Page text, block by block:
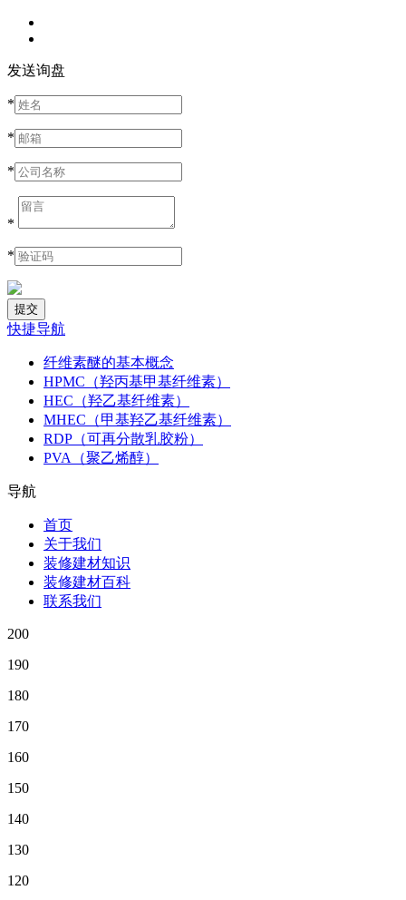
发送询盘
*
*
*
*
*
快捷导航
纤维素醚的基本概念
HPMC（羟丙基甲基纤维素）
HEC（羟乙基纤维素）
MHEC（甲基羟乙基纤维素）
RDP（可再分散乳胶粉）
PVA（聚乙烯醇）
导航
首页
关于我们
装修建材知识
装修建材百科
联系我们
200
190
180
170
160
150
140
130
120